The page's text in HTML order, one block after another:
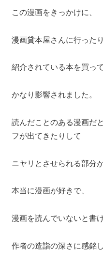
この漫画をきっかけに、
漫画貸本屋さんに行ったり
紹介されている本を買っ
かなり影響されました。
読んだことのある漫画だ
フが出てきたりして
ニヤリとさせられる部分
本当に漫画が好きで、
漫画を読んでいないと書
作者の造詣の深さに感銘し